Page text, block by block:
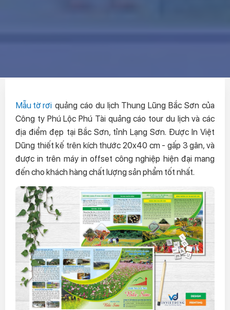
Mẫu tờ rơi quảng cáo du lịch Thung Lũng Bắc Sơn của
Công ty Phú Lộc Phú Tài quảng cáo tour du lịch và các
địa điểm đẹp tại Bắc Sơn, tỉnh Lạng Sơn. Được In Việt
Dũng thiết kế trên kích thước 20x40 cm - gấp 3 gân, và
được in trên máy in offset công nghiệp hiện đại mang
đến cho khách hàng chất lượng sản phẩm tốt nhất.